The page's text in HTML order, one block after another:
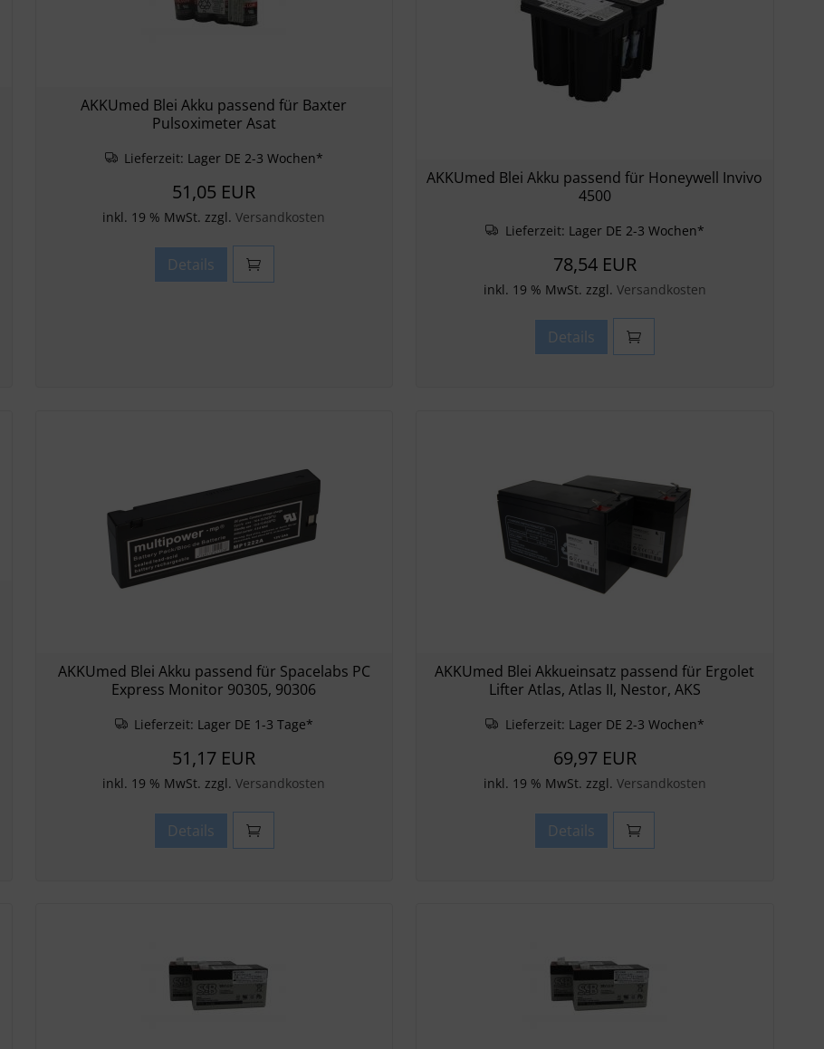
AKKUmed Blei Akku passend für Baxter
Pulsoximeter Asat
Lieferzeit: Lager DE 2-3 Wochen*
51,05 EUR
inkl. 19 % MwSt. zzgl.Versandkosten
Details
AKKUmed Blei Akku passend für Honeywell Invivo
4500
Lieferzeit: Lager DE 2-3 Wochen*
78,54 EUR
inkl. 19 % MwSt. zzgl. Versandkosten
Details
AKKUmed Blei Akku passend für Spacelabs PC
Express Monitor 90305, 90306
Lieferzeit: Lager DE 1-3 Tage*
51,17 EUR
inkl. 19 % MwSt. zzgl.Versandkosten
Details
AKKUmed Blei Akkueinsatz passend für Ergolet
Lifter Atlas, Atlas II, Nestor, AKS
Lieferzeit: Lager DE 2-3 Wochen*
69,97 EUR
inkl. 19 % MwSt. zzgl. Versandkosten
Details